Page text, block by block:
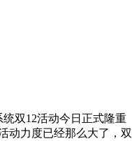
统双12活动今日正式隆重
动力度已经那么大了，双